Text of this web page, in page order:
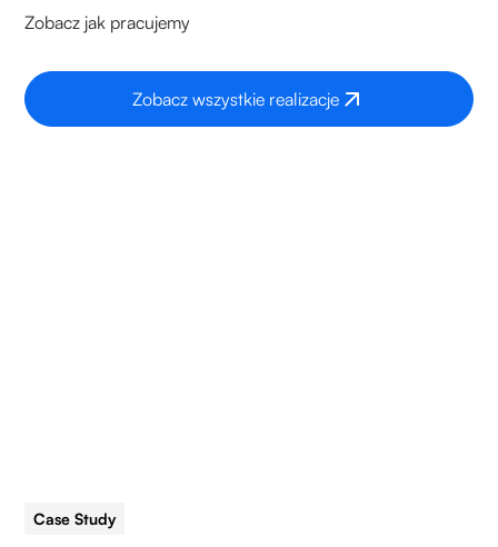
Zobacz jak pracujemy
Zobacz wszystkie realizacje
Case Study